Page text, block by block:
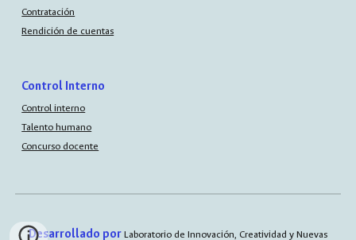
Contratación
Rendición de cuentas
Control Interno
Control interno
Talento humano
Concurso docente
Desarrollado porLaboratorio de Innovación, Creatividad y Nuevas